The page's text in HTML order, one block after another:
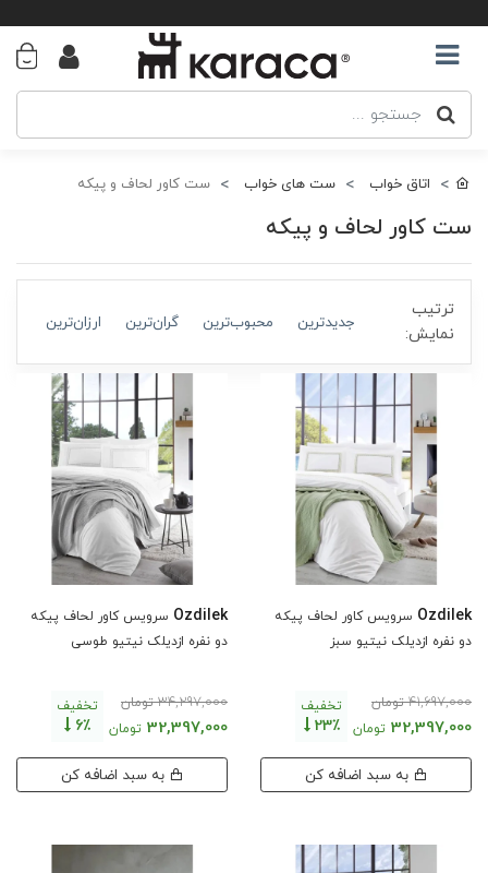
اتاق خواب ست های خواب ست کاور لحاف و پیکه
ست کاور لحاف و پیکه
ترتیب
نمایش:
جدیدترین محبوب‌ترین گران‌ترین ارزان‌ترین
Ozdilek سرویس کاور لحاف پیکه
دو نفره ازدیلک نیتیو سبز
41,697,000 تومان
32,397,000 تومان
تخفیف
23٪
Ozdilek سرویس کاور لحاف پیکه
دو نفره ازدیلک نیتیو طوسی
34,297,000 تومان
32,397,000 تومان
تخفیف
6٪